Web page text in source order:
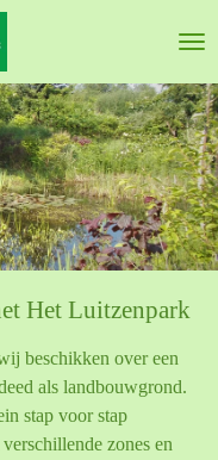
Het Luitzenpark
beschikken over een
als landbouwgrond.
stap voor stap
zones en